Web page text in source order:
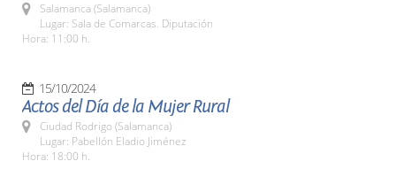
Salamanca (Salamanca)
Lugar: Sala de Comarcas. Diputación
Hora: 11:00 h.
15/10/2024
Actos del Día de la Mujer Rural
Ciudad Rodrigo (Salamanca)
Lugar: Pabellón Eladio Jiménez
Hora: 18:00 h.